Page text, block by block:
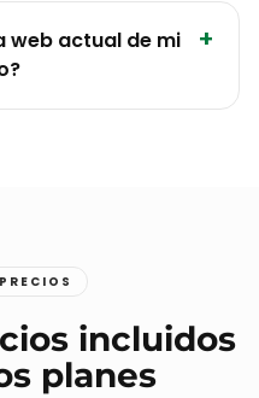
web actual de mi
+
incluidos
planes